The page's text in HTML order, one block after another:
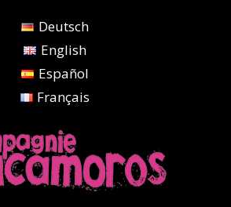
Deutsch
English
Español
Français